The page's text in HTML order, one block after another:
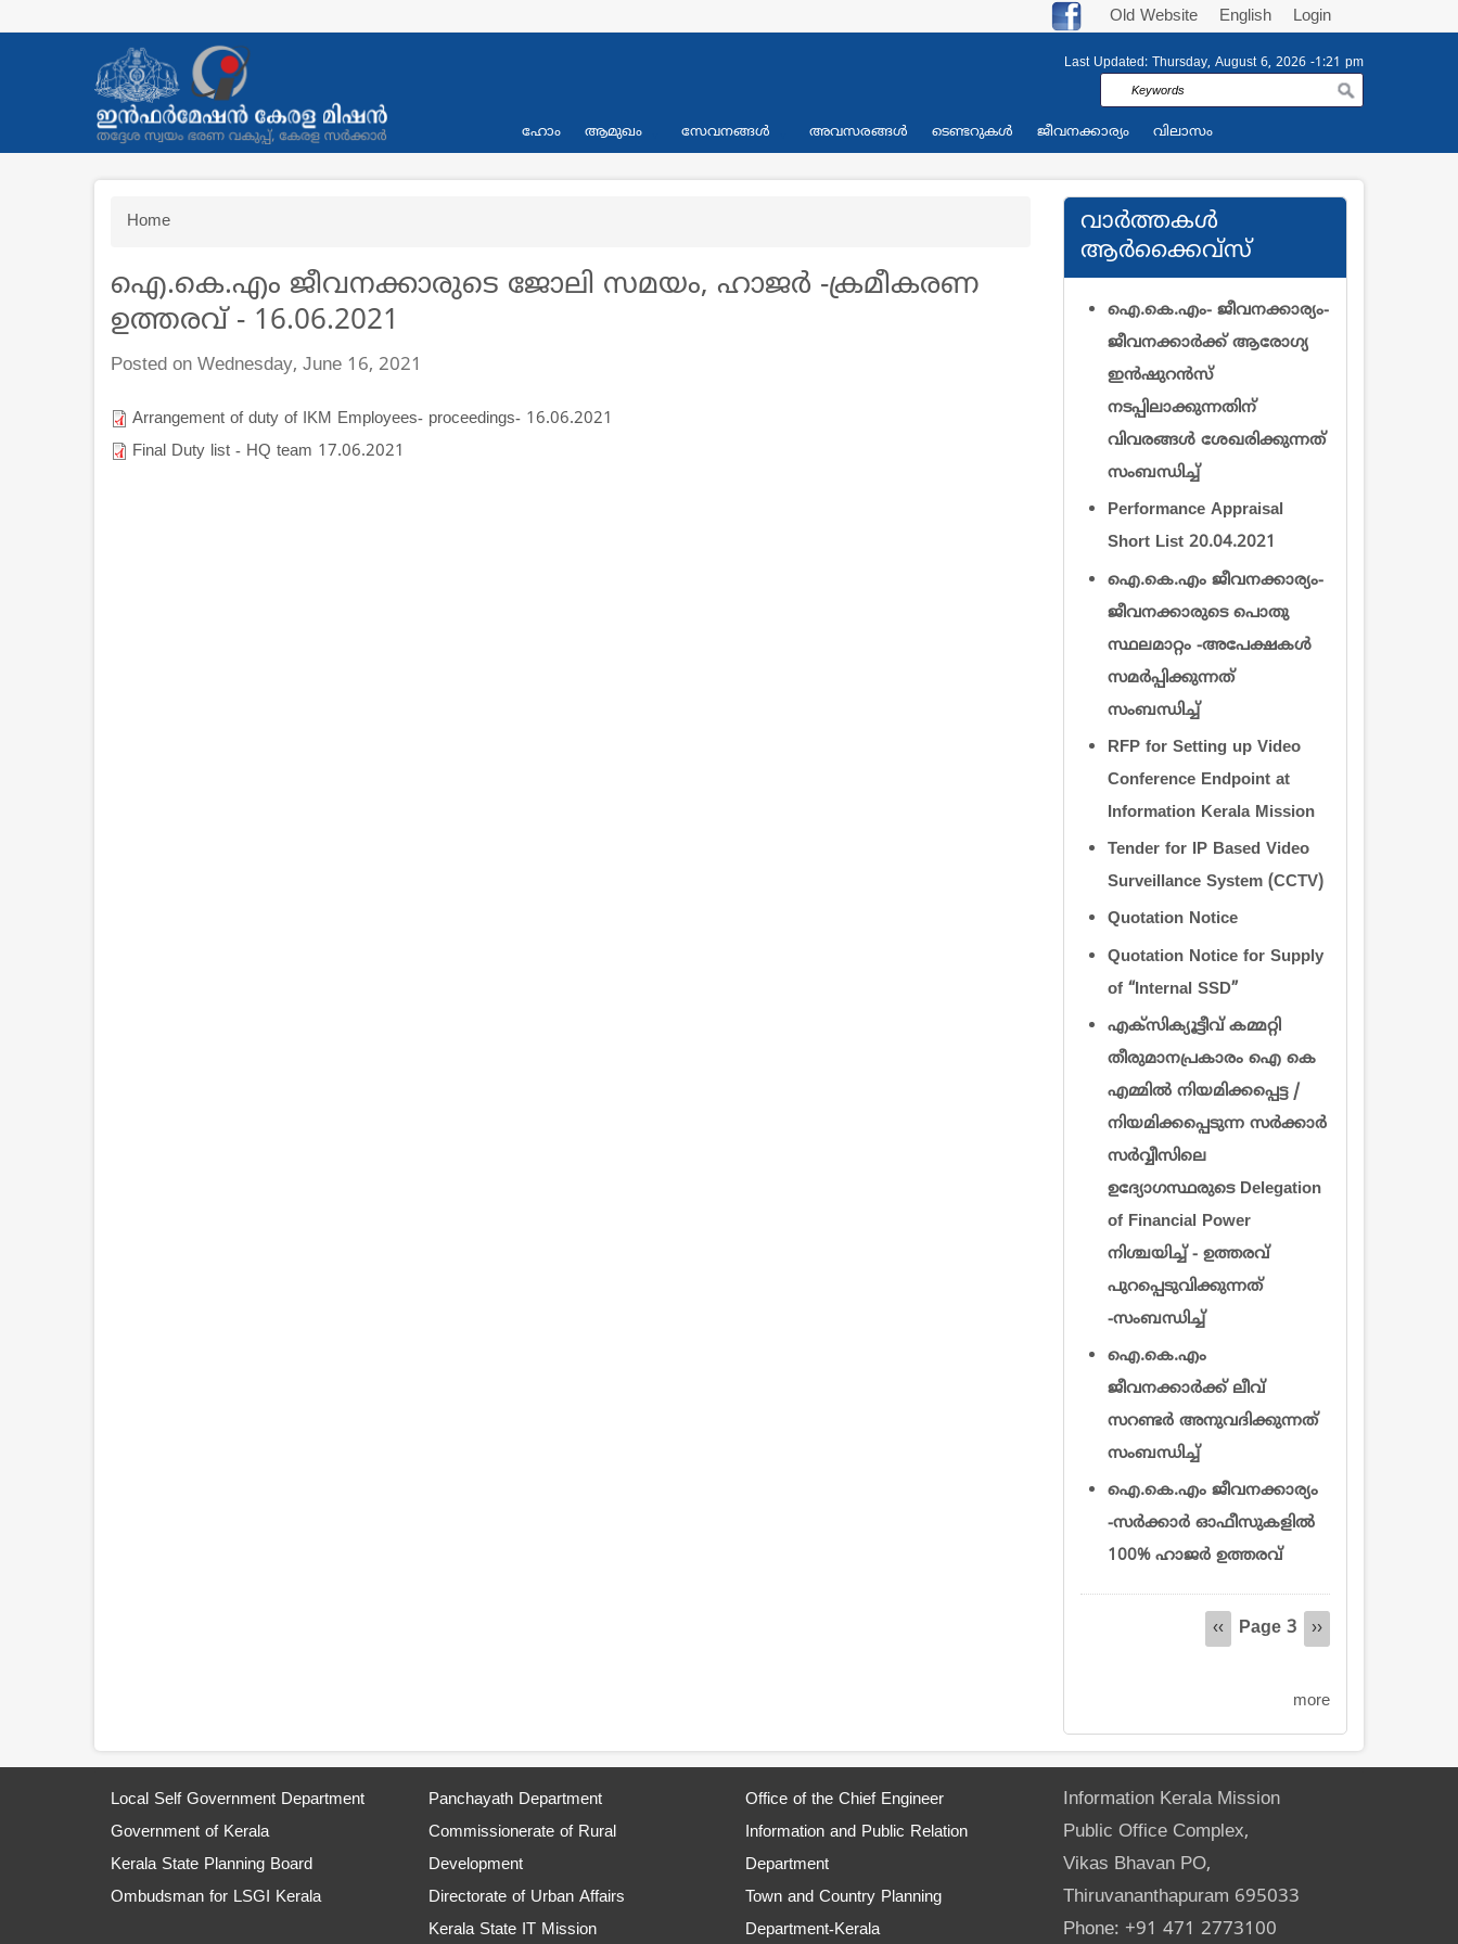
Old Website English Login
Last Updated: Thursday, August 6, 2026 -1:21 pm
Search
Primary
ഹോം ആമുഖം സേവനങ്ങള്‍ അവസരങ്ങള്‍ ടെണ്ടറുകള്‍ ജീവനക്കാര്യം വിലാസം
Breadcrumb
Home
ഐ.കെ.എം ജീവനക്കാരുടെ ജോലി സമയം, ഹാജർ -ക്രമീകരണ
ഉത്തരവ് - 16.06.2021
Posted on Wednesday, June 16, 2021
Arrangement of duty of IKM Employees- proceedings- 16.06.2021
Final Duty list - HQ team 17.06.2021
വാര്‍ത്തകള്‍
ആര്‍ക്കൈവ്സ്
ഐ.കെ.എം- ജീവനക്കാര്യം-
ജീവനക്കാർക്ക് ആരോഗ്യ
ഇൻഷുറൻസ്‌
നടപ്പിലാക്കുന്നതിന്
വിവരങ്ങൾ ശേഖരിക്കുന്നത്
സംബന്ധിച്ച്
Performance Appraisal
Short List 20.04.2021
ഐ.കെ.എം ജീവനക്കാര്യം-
ജീവനക്കാരുടെ പൊതു
സ്ഥലമാറ്റം -അപേക്ഷകൾ
സമർപ്പിക്കുന്നത്‌
സംബന്ധിച്ച്
RFP for Setting up Video
Conference Endpoint at
Information Kerala Mission
Tender for IP Based Video
Surveillance System (CCTV)
Quotation Notice
Quotation Notice for Supply
of “Internal SSD”
എക്സിക്യൂട്ടീവ് കമ്മറ്റി
തീരുമാനപ്രകാരം ഐ കെ
എമ്മിൽ നിയമിക്കപ്പെട്ട /
നിയമിക്കപ്പെടുന്ന സർക്കാർ
സർവ്വീസിലെ
ഉദ്യോഗസ്ഥരുടെ Delegation
of Financial Power
നിശ്ചയിച്ച് - ഉത്തരവ്
പുറപ്പെടുവിക്കുന്നത്
-സംബന്ധിച്ച്
ഐ.കെ.എം
ജീവനക്കാർക്ക് ലീവ്
സറണ്ടർ അനുവദിക്കുന്നത്
സംബന്ധിച്ച്
ഐ.കെ.എം ജീവനക്കാര്യം
-സർക്കാർ ഓഫീസുകളില്‍
100% ഹാജർ ഉത്തരവ്
Previous
‹‹ Page 3
Next
››
more
Local Self Government Department
Government of Kerala
Kerala State Planning Board
Ombudsman for LSGI Kerala
Panchayath Department
Commissionerate of Rural
Development
Directorate of Urban Affairs
Kerala State IT Mission
Office of the Chief Engineer
Information and Public Relation
Department
Town and Country Planning
Department-Kerala
Information Kerala Mission
Public Office Complex,
Vikas Bhavan PO,
Thiruvananthapuram 695033
Phone: +91 471 2773100